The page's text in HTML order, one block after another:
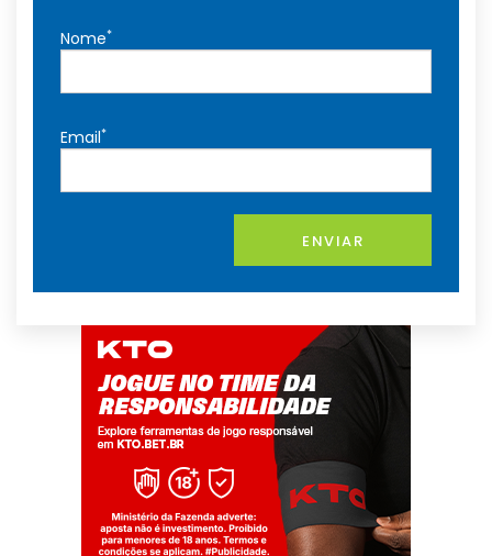
Nome*
Email*
ENVIAR